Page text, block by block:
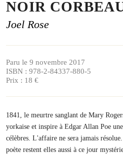
NOIR
Joel Rose
Paru le 9 novembre 2017
ISBN : 978-2-84337-880-5
Prix : 18 €
1841, le meurtre sanglant de Mary
yorkaise et inspire à Edgar Allan Poe
célèbres. L'affaire ne sera jamais
poète restent elles aussi à ce jour